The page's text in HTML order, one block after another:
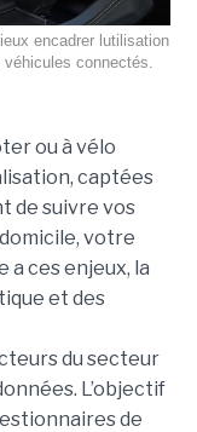
encadrer lutilisation
connectés.
ou à vélo
captées
de suivre vos
votre
a ces enjeux, la
et des
du secteur
L’objectif
de